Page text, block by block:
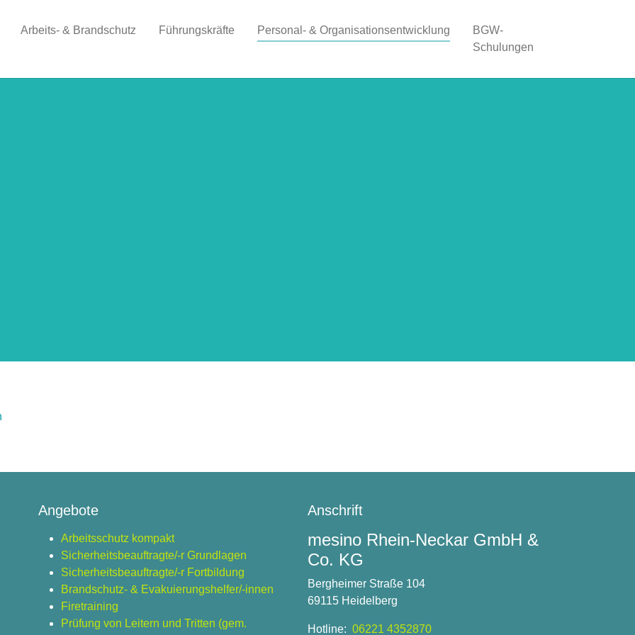
Arbeits- & Brandschutz Führungskräfte Personal- & Organisationsentwicklung(current)
BGW-
Schulungen
Angebote
Arbeitsschutz kompakt
Sicherheitsbeauftragte/-r Grundlagen
Sicherheitsbeauftragte/-r Fortbildung
Brandschutz- & Evakuierungshelfer/-innen
Firetraining
Prüfung von Leitern und Tritten (gem.
Anschrift
mesino Rhein-Neckar GmbH &
Co. KG
Bergheimer Straße 104
69115 Heidelberg
Hotline: 06221 4352870